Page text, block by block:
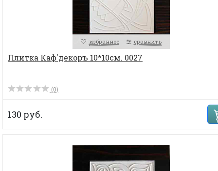
избранное сравнить
Плитка Каф'декоръ 10*10см. 0027
(0)
130 руб.